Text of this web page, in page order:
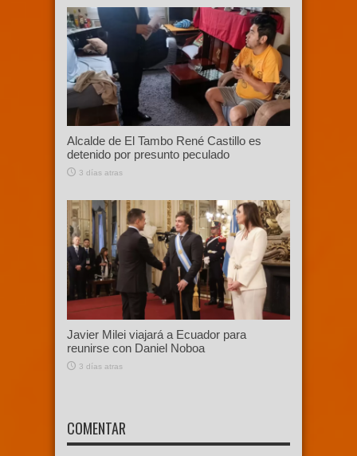
Alcalde de El Tambo René Castillo es
detenido por presunto peculado
3 días atras
Javier Milei viajará a Ecuador para
reunirse con Daniel Noboa
3 días atras
COMENTAR